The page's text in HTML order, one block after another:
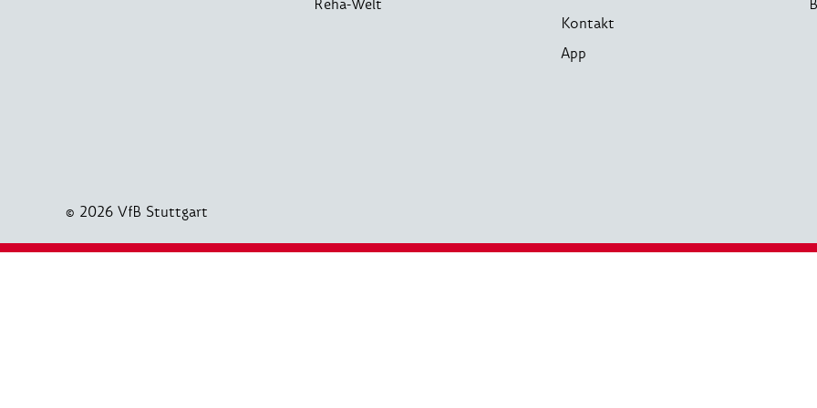
Reha-Welt
Kontakt
App
© 2026 VfB Stuttgart